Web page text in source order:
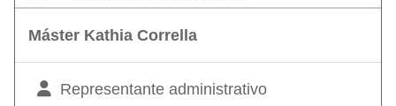
Máster Kathia Corrella
Representante administrativo